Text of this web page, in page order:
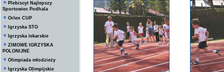
Plebiscyt Najlepszy
Sportowiec Podhala
Orlen CUP
Igrzyska STO
Igrzyska lekarskie
ZIMOWE IGRZYSKA
POLONIJNE
Olimpiada młodzieży
Igrzyska Olimpijskie